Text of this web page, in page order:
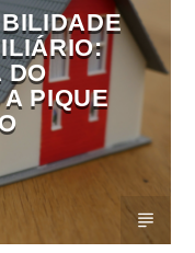
DO
PIQUE